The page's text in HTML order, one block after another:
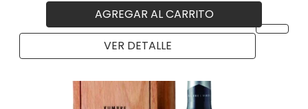
AGREGAR AL CARRITO
VER DETALLE